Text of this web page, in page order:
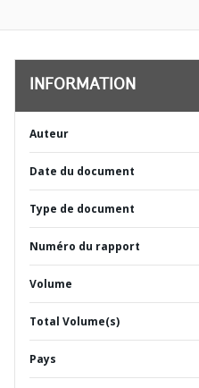
INFORMATION
Auteur
Date du document
Type de document
Numéro du rapport
Volume
Total Volume(s)
Pays